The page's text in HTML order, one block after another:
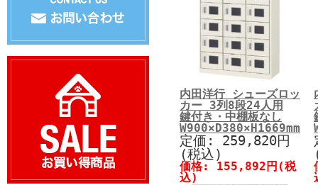
内田洋行 シューズロッ
カー 3列8段24人用
鍵付き・中棚板なし
W900×D380×H1669mm
定価: 259,820円
(税込)
価格: 155,892円(税
込)